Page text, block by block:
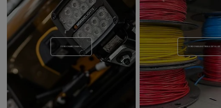
FORDONSBELYSNING FORDONSELEKETRISKA DETALJER